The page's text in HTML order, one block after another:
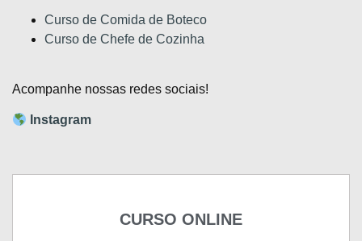
Curso de Comida de Boteco
Curso de Chefe de Cozinha
Acompanhe nossas redes sociais!
Instagram
CURSO ONLINE